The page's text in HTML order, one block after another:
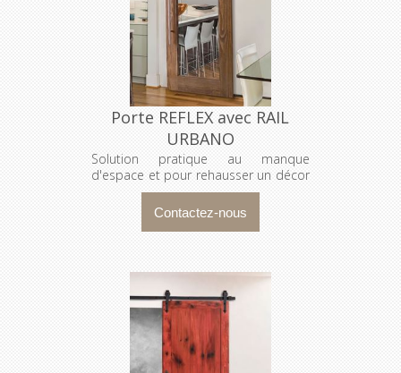
Porte REFLEX avec RAIL
URBANO
Solution pratique au manque
d'espace et pour rehausser un décor